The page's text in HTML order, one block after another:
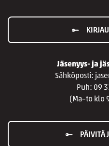
Jäsenyys- ja
Sähköposti:
Puh: 09
(Ma–to klo
PÄIVITÄ